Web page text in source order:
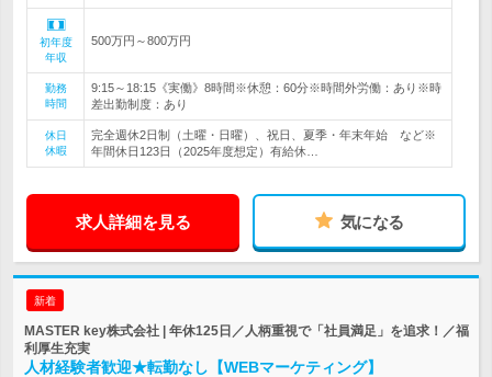
初年度
年収
500万円～800万円
勤務
時間
9:15～18:15《実働》8時間※休憩：60分※時間外労働：あり※時
差出勤制度：あり
休日
休暇
完全週休2日制（土曜・日曜）、祝日、夏季・年末年始 など※
年間休日123日（2025年度想定）有給休…
求人詳細を見る 気になる
新着
MASTER key株式会社 | 年休125日／人柄重視で「社員満足」を追求！／福
利厚生充実
人材経験者歓迎★転勤なし【WEBマーケティング】